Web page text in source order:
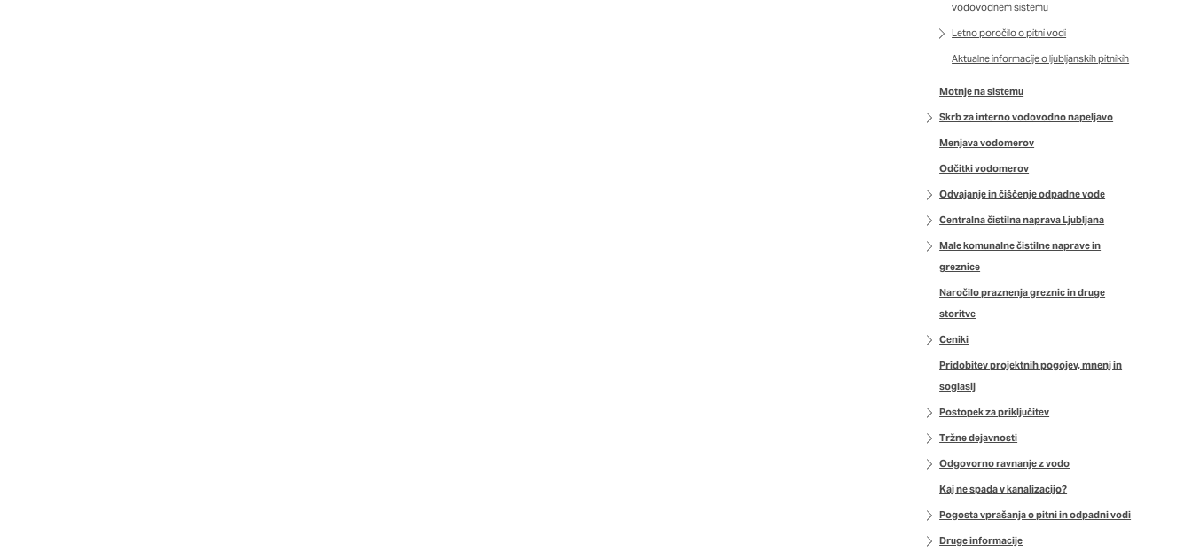
vodovodnem sistemu
Letno poročilo o pitni vodi
Aktualne informacije o ljubljanskih pitnikih
Motnje na sistemu
Skrb za interno vodovodno napeljavo
Menjava vodomerov
Odčitki vodomerov
Odvajanje in čiščenje odpadne vode
Centralna čistilna naprava Ljubljana
Male komunalne čistilne naprave in
greznice
Naročilo praznenja greznic in druge
storitve
Ceniki
Pridobitev projektnih pogojev, mnenj in
soglasij
Postopek za priključitev
Tržne dejavnosti
Odgovorno ravnanje z vodo
Kaj ne spada v kanalizacijo?
Pogosta vprašanja o pitni in odpadni vodi
Druge informacije